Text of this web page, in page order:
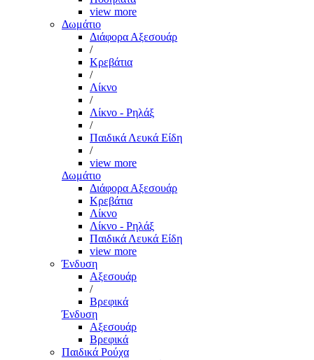
view more
Δωμάτιο
Διάφορα Αξεσουάρ
/
Κρεβάτια
/
Λίκνο
/
Λίκνο - Ρηλάξ
/
Παιδικά Λευκά Είδη
/
view more
Δωμάτιο
Διάφορα Αξεσουάρ
Κρεβάτια
Λίκνο
Λίκνο - Ρηλάξ
Παιδικά Λευκά Είδη
view more
Ένδυση
Αξεσουάρ
/
Βρεφικά
Ένδυση
Αξεσουάρ
Βρεφικά
Παιδικά Ρούχα